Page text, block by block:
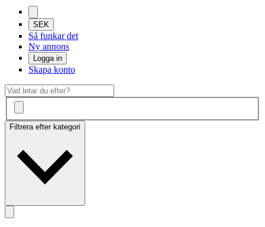
SEK
Så funkar det
Ny annons
Logga in
Skapa konto
Filtrera efter kategori